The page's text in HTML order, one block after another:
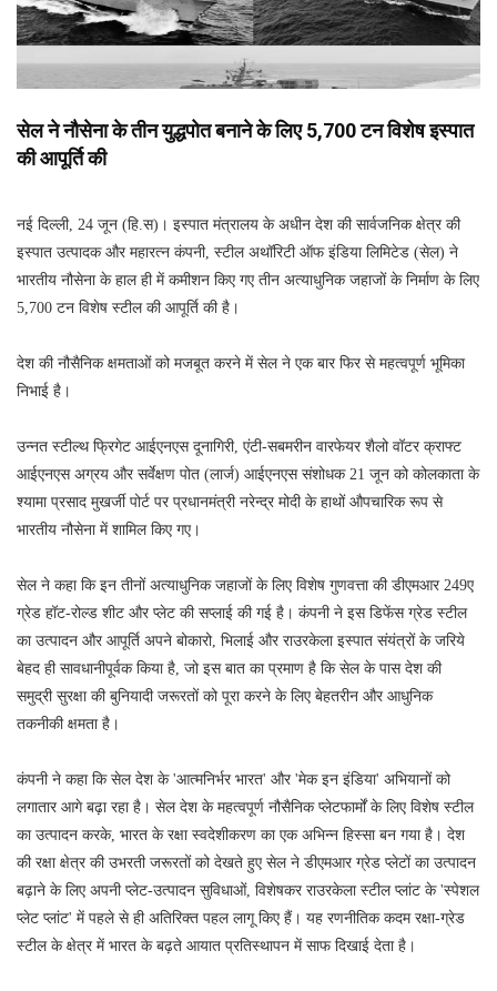
सेल ने नौसेना के तीन युद्धपोत बनाने के लिए 5,700 टन विशेष इस्पात
की आपूर्ति की
नई दिल्ली, 24 जून (हि.स)। इस्पात मंत्रालय के अधीन देश की सार्वजनिक क्षेत्र की
इस्पात उत्पादक और महारत्न कंपनी, स्टील अथॉरिटी ऑफ इंडिया लिमिटेड (सेल) ने
भारतीय नौसेना के हाल ही में कमीशन किए गए तीन अत्याधुनिक जहाजों के निर्माण के लिए
5,700 टन विशेष स्टील की आपूर्ति की है।
देश की नौसैनिक क्षमताओं को मजबूत करने में सेल ने एक बार फिर से महत्वपूर्ण भूमिका
निभाई है।
उन्नत स्टील्थ फ्रिगेट आईएनएस दूनागिरी, एंटी-सबमरीन वारफेयर शैलो वॉटर क्राफ्ट
आईएनएस अग्रय और सर्वेक्षण पोत (लार्ज) आईएनएस संशोधक 21 जून को कोलकाता के
श्यामा प्रसाद मुखर्जी पोर्ट पर प्रधानमंत्री नरेन्द्र मोदी के हाथों औपचारिक रूप से
भारतीय नौसेना में शामिल किए गए।
सेल ने कहा कि इन तीनों अत्याधुनिक जहाजों के लिए विशेष गुणवत्ता की डीएमआर 249ए
ग्रेड हॉट-रोल्ड शीट और प्लेट की सप्लाई की गई है। कंपनी ने इस डिफेंस ग्रेड स्टील
का उत्पादन और आपूर्ति अपने बोकारो, भिलाई और राउरकेला इस्पात संयंत्रों के जरिये
बेहद ही सावधानीपूर्वक किया है, जो इस बात का प्रमाण है कि सेल के पास देश की
समुद्री सुरक्षा की बुनियादी जरूरतों को पूरा करने के लिए बेहतरीन और आधुनिक
तकनीकी क्षमता है।
कंपनी ने कहा कि सेल देश के 'आत्मनिर्भर भारत' और 'मेक इन इंडिया' अभियानों को
लगातार आगे बढ़ा रहा है। सेल देश के महत्वपूर्ण नौसैनिक प्लेटफार्मों के लिए विशेष स्टील
का उत्पादन करके, भारत के रक्षा स्वदेशीकरण का एक अभिन्न हिस्सा बन गया है। देश
की रक्षा क्षेत्र की उभरती जरूरतों को देखते हुए सेल ने डीएमआर ग्रेड प्लेटों का उत्पादन
बढ़ाने के लिए अपनी प्लेट-उत्पादन सुविधाओं, विशेषकर राउरकेला स्टील प्लांट के 'स्पेशल
प्लेट प्लांट' में पहले से ही अतिरिक्त पहल लागू किए हैं। यह रणनीतिक कदम रक्षा-ग्रेड
स्टील के क्षेत्र में भारत के बढ़ते आयात प्रतिस्थापन में साफ दिखाई देता है।